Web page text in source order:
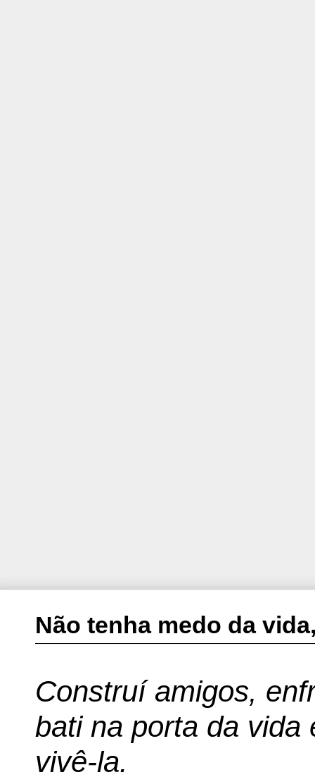
Não tenha medo da
Construí amigos,
bati na porta da vida
vivê-la.